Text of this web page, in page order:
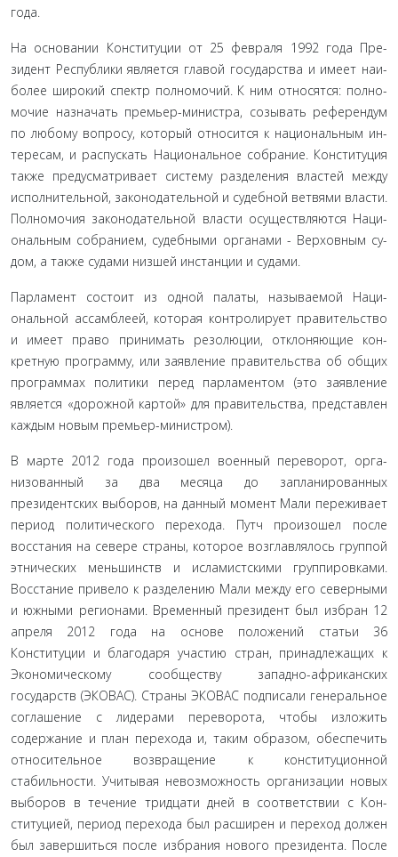
года.
На основании Конституции от 25 февраля 1992 года Пре­
зидент Республики является главой государства и имеет наи­
более широкий спектр полномочий. К ним относятся: полно­
мочие назначать премьер-министра, созывать референдум
по любому вопросу, который относится к национальным ин­
тересам, и распускать Национальное собрание. Конституция
также предусматривает систему разделения властей между
исполнительной, законодательной и судебной ветвями власти.
Полномочия законодательной власти осуществляются Наци­
ональным собранием, судебными органами - Верховным су­
дом, а также судами низшей инстанции и судами.
Парламент состоит из одной палаты, называемой Наци­
ональной ассамблеей, которая контролирует правительство
и имеет право принимать резолюции, отклоняющие кон­
кретную программу, или заявление правительства об общих
программах политики перед парламентом (это заявление
является «дорожной картой» для правительства, представлен
каждым новым премьер-министром).
В марте 2012 года произошел военный переворот, орга­
низованный за два месяца до запланированных
президентских выборов, на данный момент Мали переживает
период поли­тического перехода. Путч произошел после
восстания на се­вере страны, которое возглавлялось группой
этнических мень­шинств и исламистскими группировками.
Восстание привело к разделению Мали между его северными
и южными регио­нами. Временный президент был избран 12
апреля 2012 года на основе положений статьи 36
Конституции и благодаря уча­стию стран, принадлежащих к
Экономическому сообществу западно-африканских
государств (ЭКОВАС). Страны ЭКОВАС подписали генеральное
соглашение с лидерами переворота, чтобы изложить
содержание и план перехода и, таким об­разом, обеспечить
относительное возвращение к конституци­онной
стабильности. Учитывая невозможность организации новых
выборов в течение тридцати дней в соответствии с Кон­
ституцией, период перехода был расширен и переход должен
был завершиться после избрания нового президента. После